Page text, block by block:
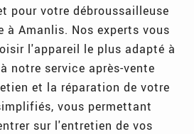
pour votre débroussailleuse
Amanlis. Nos experts vous
l'appareil le plus adapté à
notre service après-vente
et la réparation de votre
vous permettant
sur l'entretien de vos